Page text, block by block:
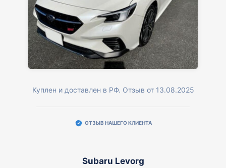
Куплен и доставлен в РФ. Отзыв от 13.08.2025
ОТЗЫВ НАШЕГО КЛИЕНТА
Subaru Levorg